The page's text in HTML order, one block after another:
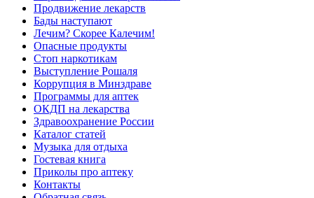
Продвижение лекарств
Бады наступают
Лечим? Скорее Калечим!
Опасные продукты
Стоп наркотикам
Выступление Рошаля
Коррупция в Минздраве
Программы для аптек
ОКДП на лекарства
Здравоохранение России
Каталог статей
Музыка для отдыха
Гостевая книга
Приколы про аптеку
Контакты